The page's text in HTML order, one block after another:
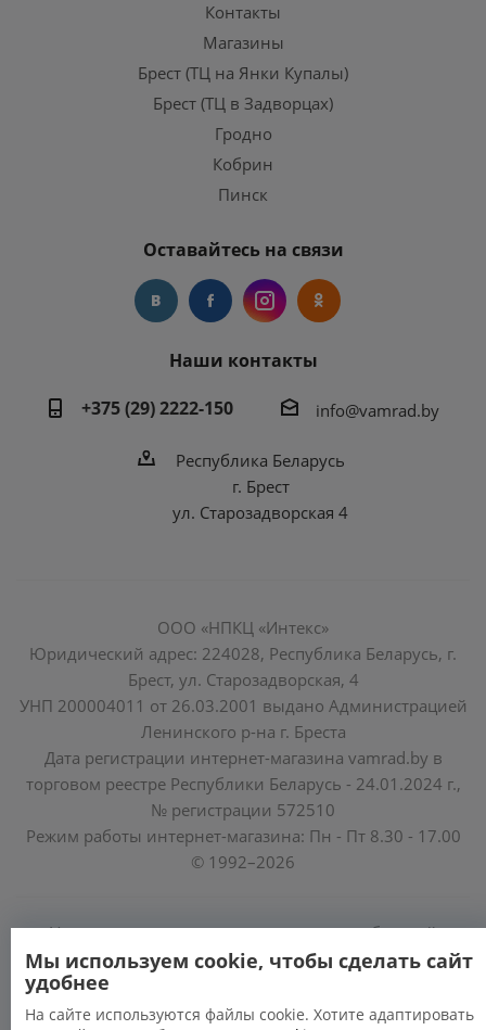
Контакты
Магазины
Брест (ТЦ на Янки Купалы)
Брест (ТЦ в Задворцах)
Гродно
Кобрин
Пинск
Оставайтесь на связи
Наши контакты
+375 (29) 2222-150
info@vamrad.by
Республика Беларусь
г. Брест
ул. Старозадворская 4
ООО «НПКЦ «Интекс»
Юридический адрес: 224028, Республика Беларусь, г.
Брест, ул. Старозадворская, 4
УНП 200004011 от 26.03.2001 выдано Администрацией
Ленинского р-на г. Бреста
Дата регистрации интернет-магазина vamrad.by в
торговом реестре Республики Беларусь - 24.01.2024 г.,
№ регистрации 572510
Режим работы интернет-магазина: Пн - Пт 8.30 - 17.00
© 1992–2026
Уполномоченные по защите прав потребителей
облисполкомов, Минского горисполкома:
https://www.mart.gov.by/activity/zashchita-prav-
potrebiteley/
Мы используем cookie, чтобы сделать сайт
удобнее
На сайте используются файлы cookie. Хотите адаптировать